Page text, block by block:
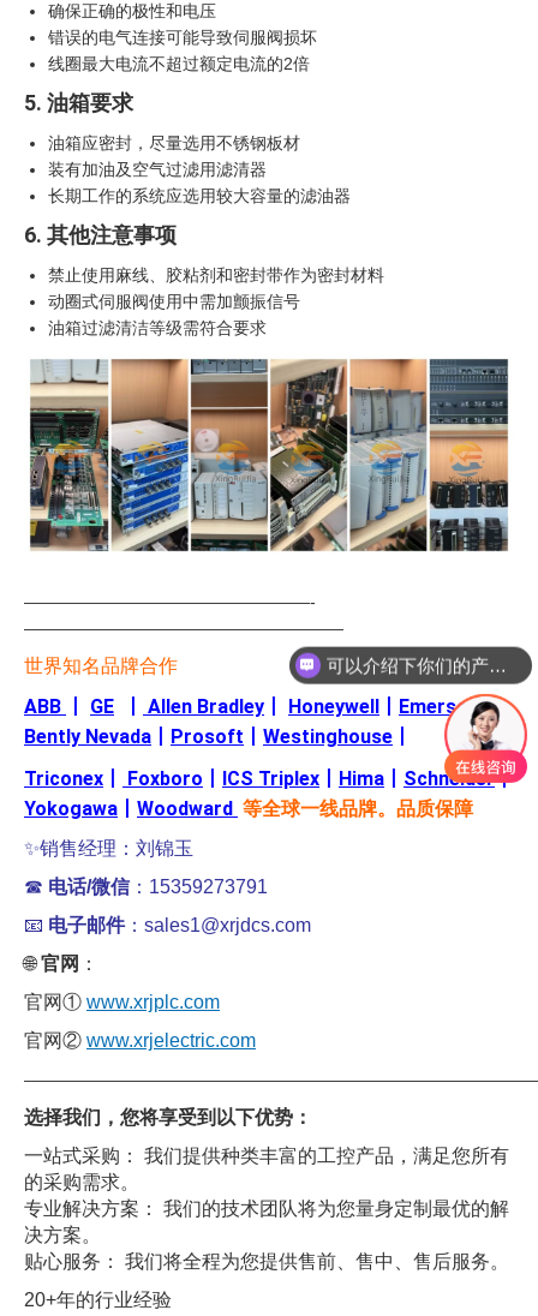
确保正确的极性和电压
错误的电气连接可能导致伺服阀损坏
线圈最大电流不超过额定电流的2倍
5. 油箱要求
油箱应密封，尽量选用不锈钢板材
装有加油及空气过滤用滤清器
长期工作的系统应选用较大容量的滤油器
6. 其他注意事项
禁止使用麻线、胶粘剂和密封带作为密封材料
动圈式伺服阀使用中需加颤振信号
油箱过滤清洁等级需符合要求
—————————————————-
———————————————————
世界知名品牌合作
ABB GE Allen Bradley Honeywell Emerson丨
Bently Nevada
Prosoft Westinghouse
Triconex
Foxboro ICS Triplex Hima Schneider丨
Yokogawa
Woodward 等全球一线品牌。品质保障
✨销售经理：刘锦玉
☎ 电话/微信：15359273791
📧 电子邮件：sales1@xrjdcs.com
🌐官网 ：
官网① www.xrjplc.com
官网② www.xrjelectric.com
选择我们，您将享受到以下优势：
一站式采购： 我们提供种类丰富的工控产品，满足您所有
的采购需求。
专业解决方案： 我们的技术团队将为您量身定制最优的解
决方案。
贴心服务： 我们将全程为您提供售前、售中、售后服务。
20+年的行业经验
可以介绍下你们的产品么